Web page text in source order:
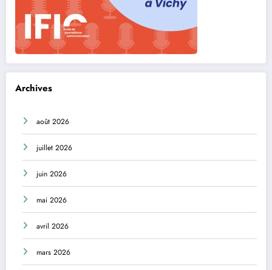
Archives
août 2026
juillet 2026
juin 2026
mai 2026
avril 2026
mars 2026